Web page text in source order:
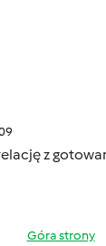
z
Góra strony